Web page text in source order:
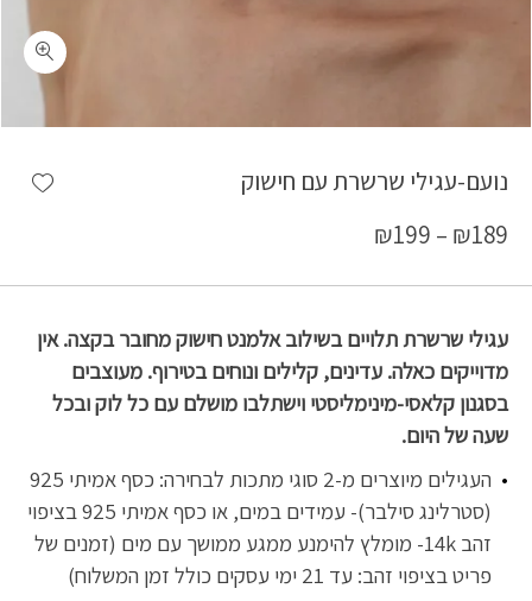
נועם-עגילי שרשרת עם חישוק
₪189
–
₪199
עגילי שרשרת תלויים בשילוב אלמנט חישוק מחובר בקצה. אין
מדוייקים כאלה. עדינים, קלילים ונוחים בטירוף. מעוצבים
בסגנון קלאסי-מינימליסטי וישתלבו מושלם עם כל לוק ובכל
שעה של היום.
העגילים מיוצרים מ-2 סוגי מתכות לבחירה: כסף אמיתי 925
(סטרלינג סילבר)- עמידים במים, או כסף אמיתי 925 בציפוי
זהב 14k- מומלץ להימנע ממגע ממושך עם מים (זמנים של
פריט בציפוי זהב: עד 21 ימי עסקים כולל זמן המשלוח)